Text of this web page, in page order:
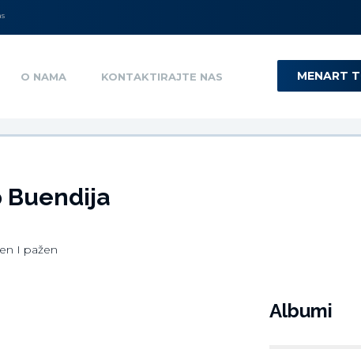
O NAMA KONTAKTIRAJTE NAS MENART
Buendija
I pažen
Albumi